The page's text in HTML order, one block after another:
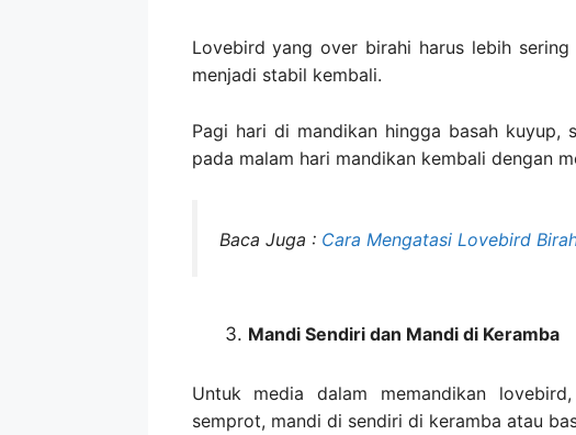
Lovebird yang over birahi harus lebih
menjadi stabil kembali.
Pagi hari di mandikan hingga basah
pada malam hari mandikan kembali dengan
Baca Juga : Cara Mengatasi Lovebird
Mandi Sendiri dan Mandi di Keramba
Untuk media dalam memandikan
semprot, mandi di sendiri di keramba atau